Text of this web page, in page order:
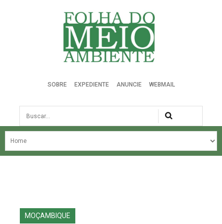
Folha do Meio Ambiente
SOBRE EXPEDIENTE ANUNCIE WEBMAIL
Busca
NOSSA HISTÓRIA
EDIÇÕES ANTERIORES
MOÇAMBIQUE